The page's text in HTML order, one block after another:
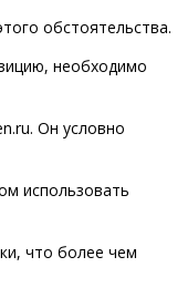
обстоятельства.
необходимо
Он условно
использовать
что более чем